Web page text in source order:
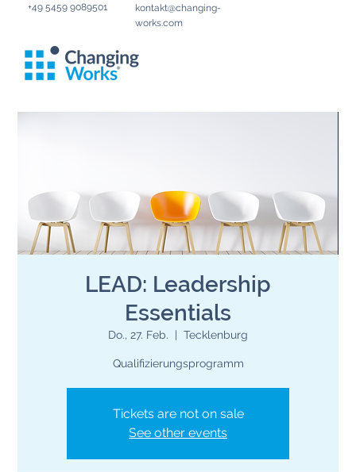
+49 5459 9089501
kontakt@changing-
works.com
LEAD: Leadership
Essentials
Do., 27. Feb. Tecklenburg
Qualifizierungsprogramm
Tickets are not on sale
See other events